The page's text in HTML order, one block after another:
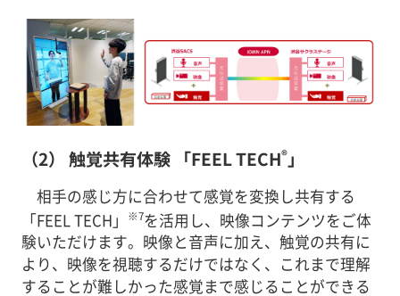
（2） 触覚共有体験 「FEEL TECH®」
相手の感じ方に合わせて感覚を変換し共有する
「FEEL TECH」
※7を活用し、映像コンテンツをご体
験いただけます。映像と音声に加え、触覚の共有に
より、映像を視聴するだけではなく、これまで理解
することが難しかった感覚まで感じることができる